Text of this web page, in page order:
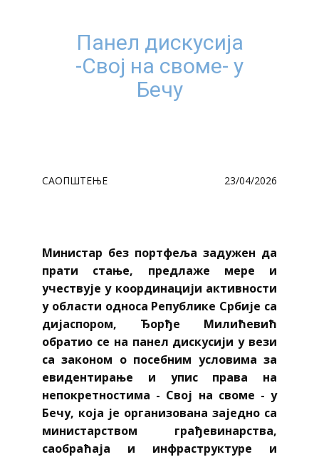
Панел дискусија
-Свој на своме- у
Бечу
САОПШТЕЊЕ 23/04/2026
Министар без портфеља задужен да
прати стање, предлаже мере и
учествује у координацији активности
у области односа Републике Србије са
дијаспором, Ђорђе Милићевић
обратио се на панел дискусији у вези
са законом о посебним условима за
евидентирање и упис права на
непокретностима - Свој на своме - у
Бечу, која је организована заједно са
министарством грађевинарства,
саобраћаја и инфраструктуре и